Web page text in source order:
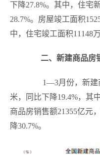
下降27.8%。其中，住宅
28.7%。房屋竣工面积
中，住宅竣工面积11148
二、新建商品房
1—3月份，新
米，同比下降19.4%，其
商品房销售额21355亿元
降30.7%。